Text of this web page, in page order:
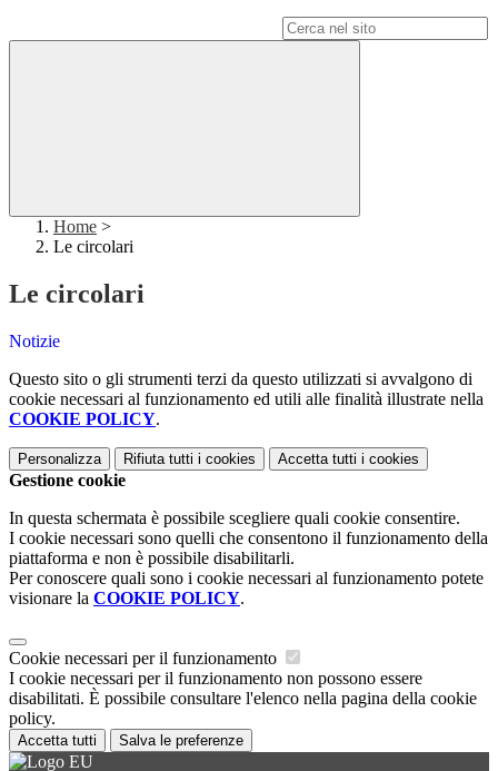
Home >
Le circolari
Le circolari
Notizie
Questo sito o gli strumenti terzi da questo utilizzati si avvalgono di
cookie necessari al funzionamento ed utili alle finalità illustrate nella
COOKIE POLICY.
Personalizza Rifiuta tutti i cookies Accetta tutti i cookies
Gestione cookie
In questa schermata è possibile scegliere quali cookie consentire.
I cookie necessari sono quelli che consentono il funzionamento della
piattaforma e non è possibile disabilitarli.
Per conoscere quali sono i cookie necessari al funzionamento potete
visionare la COOKIE POLICY.
Cookie necessari per il funzionamento
I cookie necessari per il funzionamento non possono essere
disabilitati. È possibile consultare l'elenco nella pagina della cookie
policy.
Accetta tutti Salva le preferenze